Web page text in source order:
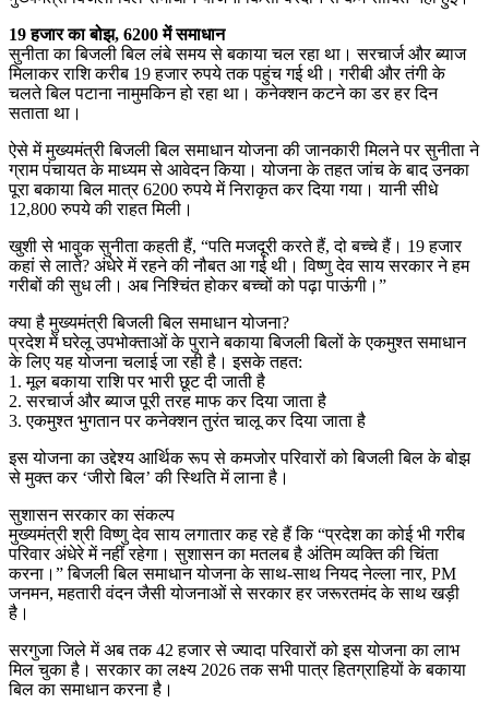
19 हजार का बोझ, 6200 में समाधान
सुनीता का बिजली बिल लंबे समय से बकाया चल रहा था। सरचार्ज और ब्याज
मिलाकर राशि करीब 19 हजार रुपये तक पहुंच गई थी। गरीबी और तंगी के
चलते बिल पटाना नामुमकिन हो रहा था। कनेक्शन कटने का डर हर दिन
सताता था।
ऐसे में मुख्यमंत्री बिजली बिल समाधान योजना की जानकारी मिलने पर सुनीता ने
ग्राम पंचायत के माध्यम से आवेदन किया। योजना के तहत जांच के बाद उनका
पूरा बकाया बिल मात्र 6200 रुपये में निराकृत कर दिया गया। यानी सीधे
12,800 रुपये की राहत मिली।
खुशी से भावुक सुनीता कहती हैं, “पति मजदूरी करते हैं, दो बच्चे हैं। 19 हजार
कहां से लाते? अंधेरे में रहने की नौबत आ गई थी। विष्णु देव साय सरकार ने हम
गरीबों की सुध ली। अब निश्चिंत होकर बच्चों को पढ़ा पाऊंगी।”
क्या है मुख्यमंत्री बिजली बिल समाधान योजना?
प्रदेश में घरेलू उपभोक्ताओं के पुराने बकाया बिजली बिलों के एकमुश्त समाधान
के लिए यह योजना चलाई जा रही है। इसके तहत:
1. मूल बकाया राशि पर भारी छूट दी जाती है
2. सरचार्ज और ब्याज पूरी तरह माफ कर दिया जाता है
3. एकमुश्त भुगतान पर कनेक्शन तुरंत चालू कर दिया जाता है
इस योजना का उद्देश्य आर्थिक रूप से कमजोर परिवारों को बिजली बिल के बोझ
से मुक्त कर ‘जीरो बिल’ की स्थिति में लाना है।
सुशासन सरकार का संकल्प
मुख्यमंत्री श्री विष्णु देव साय लगातार कह रहे हैं कि “प्रदेश का कोई भी गरीब
परिवार अंधेरे में नहीं रहेगा। सुशासन का मतलब है अंतिम व्यक्ति की चिंता
करना।” बिजली बिल समाधान योजना के साथ-साथ नियद नेल्ला नार, PM
जनमन, महतारी वंदन जैसी योजनाओं से सरकार हर जरूरतमंद के साथ खड़ी
है।
सरगुजा जिले में अब तक 42 हजार से ज्यादा परिवारों को इस योजना का लाभ
मिल चुका है। सरकार का लक्ष्य 2026 तक सभी पात्र हितग्राहियों के बकाया
बिल का समाधान करना है।